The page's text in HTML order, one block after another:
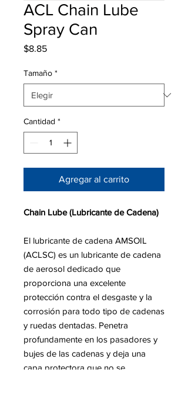
ACL Chain Lube
Spray Can
$8.85Precio
Tamaño *
Cantidad *
Agregar al carrito
Chain Lube (Lubricante de Cadena)
El lubricante de cadena AMSOIL
(ACLSC) es un lubricante de cadena
de aerosol dedicado que
proporciona una excelente
protección contra el desgaste y la
corrosión para todo tipo de cadenas
y ruedas dentadas. Penetra
profundamente en los pasadores y
bujes de las cadenas y deja una
capa protectora que no se